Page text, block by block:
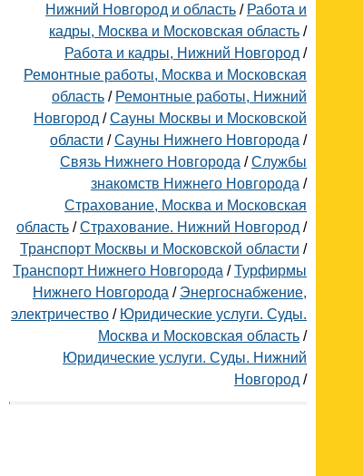
Нижний Новгород и область / Работа и
кадры, Москва и Московская область /
Работа и кадры, Нижний Новгород /
Ремонтные работы, Москва и Московская
область / Ремонтные работы, Нижний
Новгород /Сауны Москвы и Московской
области /Сауны Нижнего Новгорода /
Связь Нижнего Новгорода /Службы
знакомств Нижнего Новгорода /
Страхование, Москва и Московская
область /Страхование. Нижний Новгород /
Транспорт Москвы и Московской области /
Транспорт Нижнего Новгорода /Турфирмы
Нижнего Новгорода / Энергоснабжение,
электричество / Юридические услуги. Суды.
Москва и Московская область /
Юридические услуги. Суды. Нижний
Новгород /